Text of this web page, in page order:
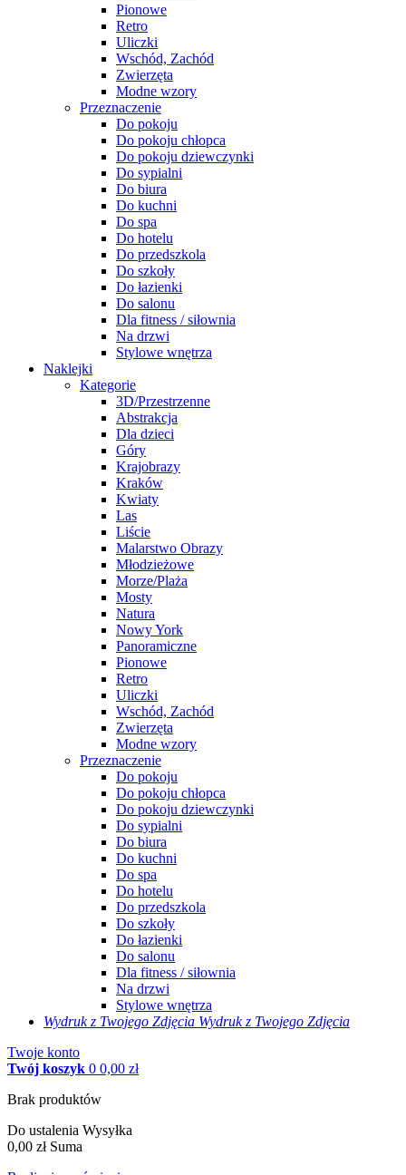
Pionowe
Retro
Uliczki
Wschód, Zachód
Zwierzęta
Modne wzory
Przeznaczenie
Do pokoju
Do pokoju chłopca
Do pokoju dziewczynki
Do sypialni
Do biura
Do kuchni
Do spa
Do hotelu
Do przedszkola
Do szkoły
Do łazienki
Do salonu
Dla fitness / siłownia
Na drzwi
Stylowe wnętrza
Naklejki
Kategorie
3D/Przestrzenne
Abstrakcja
Dla dzieci
Góry
Krajobrazy
Kraków
Kwiaty
Las
Liście
Malarstwo Obrazy
Młodzieżowe
Morze/Plaża
Mosty
Natura
Nowy York
Panoramiczne
Pionowe
Retro
Uliczki
Wschód, Zachód
Zwierzęta
Modne wzory
Przeznaczenie
Do pokoju
Do pokoju chłopca
Do pokoju dziewczynki
Do sypialni
Do biura
Do kuchni
Do spa
Do hotelu
Do przedszkola
Do szkoły
Do łazienki
Do salonu
Dla fitness / siłownia
Na drzwi
Stylowe wnętrza
Wydruk z Twojego Zdjęcia Wydruk z Twojego Zdjęcia
Twoje konto
Twój koszyk 0 0,00 zł
Brak produktów
Do ustalenia Wysyłka
0,00 zł Suma